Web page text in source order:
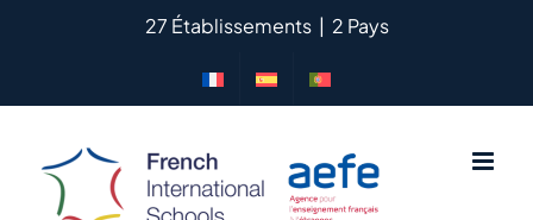
27 Établissements | 2 Pays